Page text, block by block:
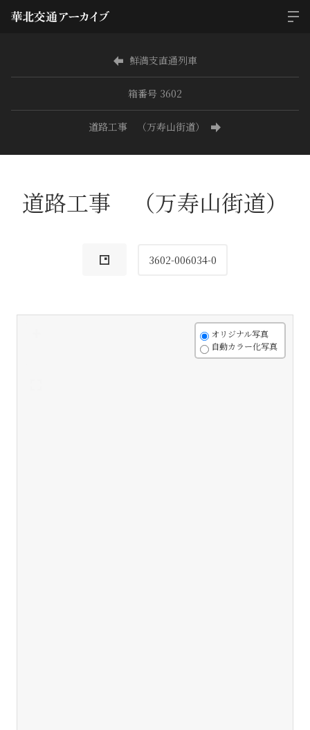
鮮満支直通列車
箱番号 3602
道路工事 （万寿山街道）
道路工事 （万寿山街道）
3602-006034-0
オリジナル写真
自動カラー化写真